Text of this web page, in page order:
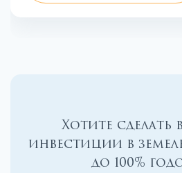
Хотите сделать
инвестиции в
до 100%